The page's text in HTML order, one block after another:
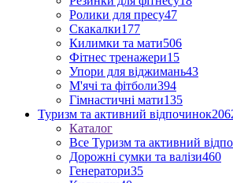
Ролики для пресу47
Скакалки177
Килимки та мати506
Фітнес тренажери15
Упори для віджимань43
М'ячі та фітболи394
Гімнастичні мати135
Туризм та активний відпочинок
Каталог
Все Туризм та активний
Дорожні сумки та валізи460
Генератори35